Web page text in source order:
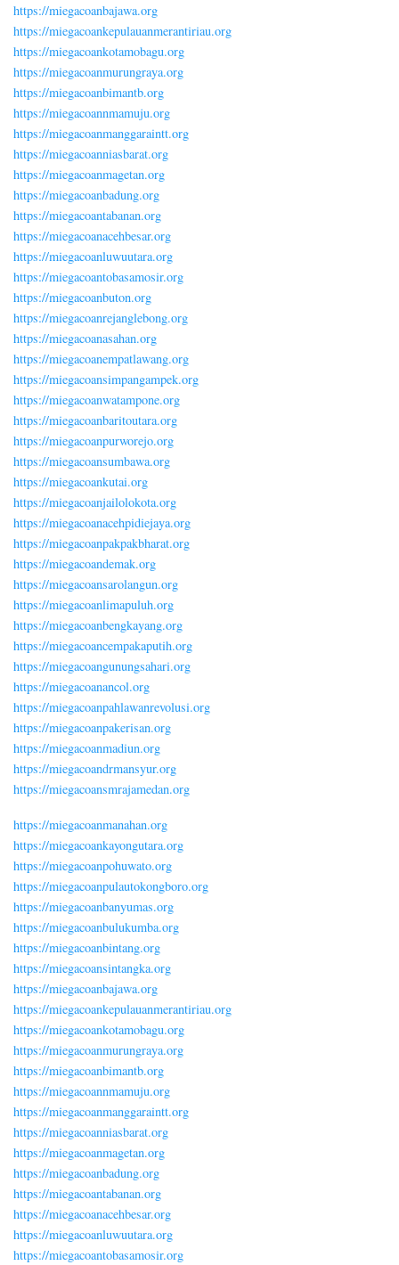
https://miegacoanbajawa.org
https://miegacoankepulauanmerantiriau.org
https://miegacoankotamobagu.org
https://miegacoanmurungraya.org
https://miegacoanbimantb.org
https://miegacoannmamuju.org
https://miegacoanmanggaraintt.org
https://miegacoanniasbarat.org
https://miegacoanmagetan.org
https://miegacoanbadung.org
https://miegacoantabanan.org
https://miegacoanacehbesar.org
https://miegacoanluwuutara.org
https://miegacoantobasamosir.org
https://miegacoanbuton.org
https://miegacoanrejanglebong.org
https://miegacoanasahan.org
https://miegacoanempatlawang.org
https://miegacoansimpangampek.org
https://miegacoanwatampone.org
https://miegacoanbaritoutara.org
https://miegacoanpurworejo.org
https://miegacoansumbawa.org
https://miegacoankutai.org
https://miegacoanjailolokota.org
https://miegacoanacehpidiejaya.org
https://miegacoanpakpakbharat.org
https://miegacoandemak.org
https://miegacoansarolangun.org
https://miegacoanlimapuluh.org
https://miegacoanbengkayang.org
https://miegacoancempakaputih.org
https://miegacoangunungsahari.org
https://miegacoanancol.org
https://miegacoanpahlawanrevolusi.org
https://miegacoanpakerisan.org
https://miegacoanmadiun.org
https://miegacoandrmansyur.org
https://miegacoansmrajamedan.org
https://miegacoanmanahan.org
https://miegacoankayongutara.org
https://miegacoanpohuwato.org
https://miegacoanpulautokongboro.org
https://miegacoanbanyumas.org
https://miegacoanbulukumba.org
https://miegacoanbintang.org
https://miegacoansintangka.org
https://miegacoanbajawa.org
https://miegacoankepulauanmerantiriau.org
https://miegacoankotamobagu.org
https://miegacoanmurungraya.org
https://miegacoanbimantb.org
https://miegacoannmamuju.org
https://miegacoanmanggaraintt.org
https://miegacoanniasbarat.org
https://miegacoanmagetan.org
https://miegacoanbadung.org
https://miegacoantabanan.org
https://miegacoanacehbesar.org
https://miegacoanluwuutara.org
https://miegacoantobasamosir.org